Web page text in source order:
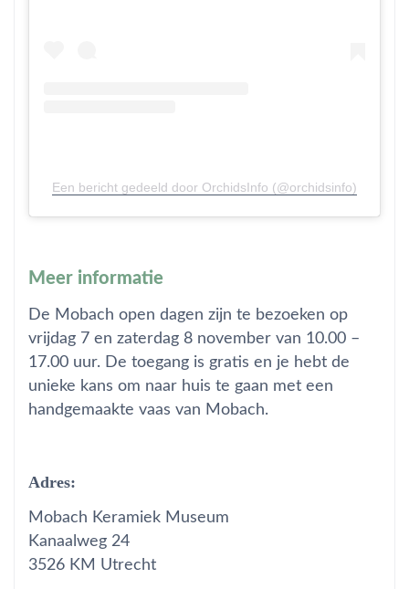
Een bericht gedeeld door OrchidsInfo (@orchidsinfo)
Meer informatie
De Mobach open dagen zijn te bezoeken op
vrijdag 7 en zaterdag 8 november van 10.00 –
17.00 uur. De toegang is gratis en je hebt de
unieke kans om naar huis te gaan met een
handgemaakte vaas van Mobach.
Adres:
Mobach Keramiek Museum
Kanaalweg 24
3526 KM Utrecht